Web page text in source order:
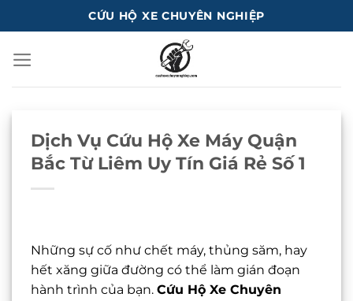
qua
dung
CỨU HỘ XE CHUYÊN NGHIỆP
Dịch Vụ Cứu Hộ Xe Máy Quận
Bắc Từ Liêm Uy Tín Giá Rẻ Số 1
Những sự cố như chết máy, thủng săm, hay
hết xăng giữa đường có thể làm gián đoạn
hành trình của bạn. Cứu Hộ Xe Chuyên